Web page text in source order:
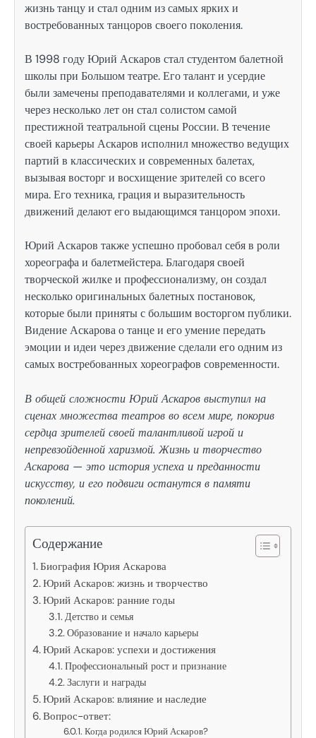
жизнь танцу и стал одним из самых ярких и
востребованных танцоров своего поколения.
В 1998 году Юрий Аскаров стал студентом балетной
школы при Большом театре. Его талант и усердие
были замечены преподавателями и коллегами, и уже
через несколько лет он стал солистом самой
престижной театральной сцены России. В течение
своей карьеры Аскаров исполнил множество ведущих
партий в классических и современных балетах,
вызывая восторг и восхищение зрителей со всего
мира. Его техника, грация и выразительность
движений делают его выдающимся танцором эпохи.
Юрий Аскаров также успешно пробовал себя в роли
хореографа и балетмейстера. Благодаря своей
творческой жилке и профессионализму, он создал
несколько оригинальных балетных постановок,
которые были приняты с большим восторгом публики.
Видение Аскарова о танце и его умение передать
эмоции и идеи через движение сделали его одним из
самых востребованных хореографов современности.
В общей сложности Юрий Аскаров выступил на
сценах множества театров во всем мире, покорив
сердца зрителей своей талантливой игрой и
непревзойденной харизмой. Жизнь и творчество
Аскарова — это история успеха и преданности
искусству, и его подвиги останутся в памяти
поколений.
Содержание
Биография Юрия Аскарова
Юрий Аскаров: жизнь и творчество
Юрий Аскаров: ранние годы
Детство и семья
Образование и начало карьеры
Юрий Аскаров: успехи и достижения
Профессиональный рост и признание
Заслуги и награды
Юрий Аскаров: влияние и наследие
Вопрос-ответ:
Когда родился Юрий Аскаров?